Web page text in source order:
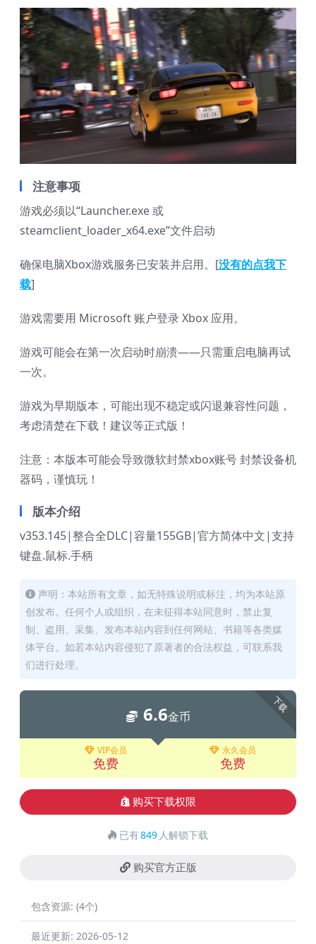
注意事项
游戏必须以“Launcher.exe 或
steamclient_loader_x64.exe”文件启动
确保电脑Xbox游戏服务已安装并启用。[没有的点我下
载]
游戏需要用 Microsoft 账户登录 Xbox 应用。
游戏可能会在第一次启动时崩溃——只需重启电脑再试
一次。
游戏为早期版本，可能出现不稳定或闪退兼容性问题，
考虑清楚在下载！建议等正式版！
注意：本版本可能会导致微软封禁xbox账号 封禁设备机
器码，谨慎玩！
版本介绍
v353.145|整合全DLC|容量155GB|官方简体中文|支持
键盘.鼠标.手柄
声明：本站所有文章，如无特殊说明或标注，均为本站原
创发布。任何个人或组织，在未征得本站同意时，禁止复
制、盗用、采集、发布本站内容到任何网站、书籍等各类媒
体平台。如若本站内容侵犯了原著者的合法权益，可联系我
们进行处理。
下载
6.6金币
VIP会员
免费
永久会员
免费
购买下载权限
已有849 人解锁下载
购买官方正版
包含资源: (4个)
最近更新: 2026-05-12